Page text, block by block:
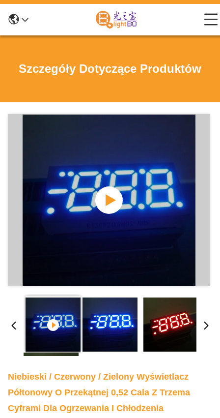
Szczegóły Dotyczące Produktów
Niebieski / Czerwony / Zielony Wyświetlacz
Półtonowy O Przekątnej 0,52 Cala Z Trzema
Cyframi Dla Ogrzewania I Chłodzenia